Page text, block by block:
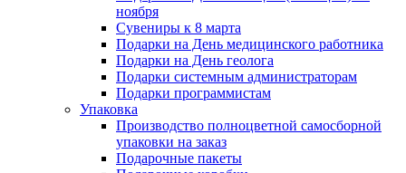
ноября
Сувениры к 8 марта
Подарки на День медицинского работника
Подарки на День геолога
Подарки системным администраторам
Подарки программистам
Упаковка
Производство полноцветной самосборной
упаковки на заказ
Подарочные пакеты